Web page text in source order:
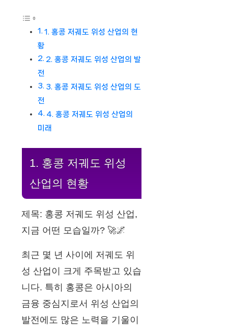
1. 홍콩 저궤도 위성 산업의 현
황
2. 홍콩 저궤도 위성 산업의 발
전
3. 홍콩 저궤도 위성 산업의 도
전
4. 홍콩 저궤도 위성 산업의
미래
1. 홍콩 저궤도 위성
산업의 현황
제목: 홍콩 저궤도 위성 산업,
지금 어떤 모습일까? 🚀🌌
최근 몇 년 사이에 저궤도 위
성 산업이 크게 주목받고 있습
니다. 특히 홍콩은 아시아의
금융 중심지로서 위성 산업의
발전에도 많은 노력을 기울이